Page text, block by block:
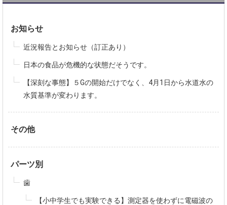
お知らせ
近況報告とお知らせ（訂正あり）
日本の食品が危機的な状態だそうです。
【深刻な事態】５Gの開始だけでなく、4月1日から水道水の
水質基準が変わります。
その他
パーツ別
歯
【小中学生でも実験できる】測定器を使わずに電磁波の